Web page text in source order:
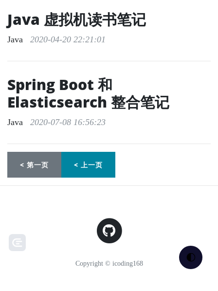
Java 虚拟机读书笔记
Java 2020-04-20 22:21:01
Spring Boot 和
Elasticsearch 整合笔记
Java 2020-07-08 16:56:23
< 第一页 < 上一页
Copyright © icoding168
🌓